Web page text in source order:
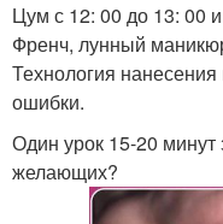
Цум с 12: 00 до 13: 00
Френч, лунный
Технология
ошибки.
Один урок 15-20
желающих?